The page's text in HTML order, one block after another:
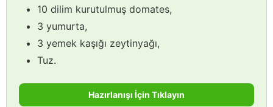
10 dilim kurutulmuş domates,
3 yumurta,
3 yemek kaşığı zeytinyağı,
Tuz.
Hazırlanışı İçin Tıklayın